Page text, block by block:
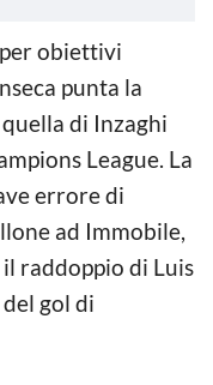
obiettivi
punta la
di Inzaghi
League. La
errore di
ad Immobile,
il raddoppio di Luis
gol di